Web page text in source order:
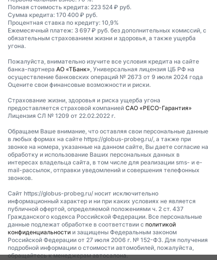
Полная стоимость кредита: 223 524 ₽ руб.
Сумма кредита: 170 400 ₽ руб.
Процентная ставка по кредиту: 10,9%
Ежемесячный платеж: 3 697 ₽ руб. без дополнительных комиссий, с
обязательным страхованием жизни и здоровья, а также ущерба
угона.
Пожалуйста, внимательно изучите все условия кредита на сайте
банка-партнера АО «ТБанк», Универсальная лицензия ЦБ РФ на
осуществление банковских операций № 2673 от 9 июля 2024 года
Оцените свои финансовые возможности и риски.
Страхование жизни, здоровья и риска ущерба угона
предоставляется страховой компанией САО «РЕСО-Гарантия»
Лицензия СЛ № 1209 от 22.02.2022 г.
Обращаем Ваше внимание, что оставляя свои персональные данные
в любых формах на сайте https://globus-probeg.ru/, а также при
звонке на номера, указанные на данном сайте, Вы даете согласие на
обработку и использование Ваших персональных данных в
интересах владельца сайта, в том числе для реализации sms- и e-
mail-рассылок, отправки уведомлений и совершения телефонных
звонков.
Сайт https://globus-probeg.ru/ носит исключительно
информационный характер и ни при каких условиях не является
публичной офертой, определяемой положениями ч. 2 ст. 437
Гражданского кодекса Российской Федерации. Все персональные
данные подлежат обработке в соответствии с политикой
конфиденциальности и защищены Федеральным законом
Российской Федерации от 27 июля 2006 г. № 152-ФЗ. Для получения
подробной информации о стоимости автомобилей, пожалуйста,
обращайтесь к менеджерам автосалона.